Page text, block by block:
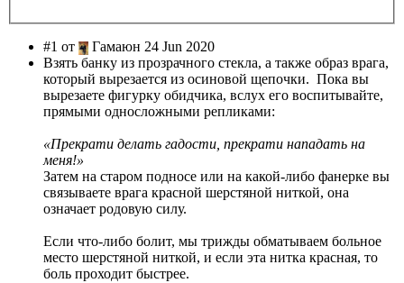
#1 от
Гамаюн 24 Jun 2020
Взять банку из прозрачного стекла, а также образ врага,
который вырезается из осиновой щепочки. Пока вы
вырезаете фигурку обидчика, вслух его воспитывайте,
прямыми односложными репликами:
«Прекрати делать гадости, прекрати нападать на
меня!»
Затем на старом подносе или на какой-либо фанерке вы
связываете врага красной шерстяной ниткой, она
означает родовую силу.
Если что-либо болит, мы трижды обматываем больное
место шерстяной ниткой, и если эта нитка красная, то
боль проходит быстрее.